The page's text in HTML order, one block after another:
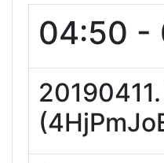
04:50 -